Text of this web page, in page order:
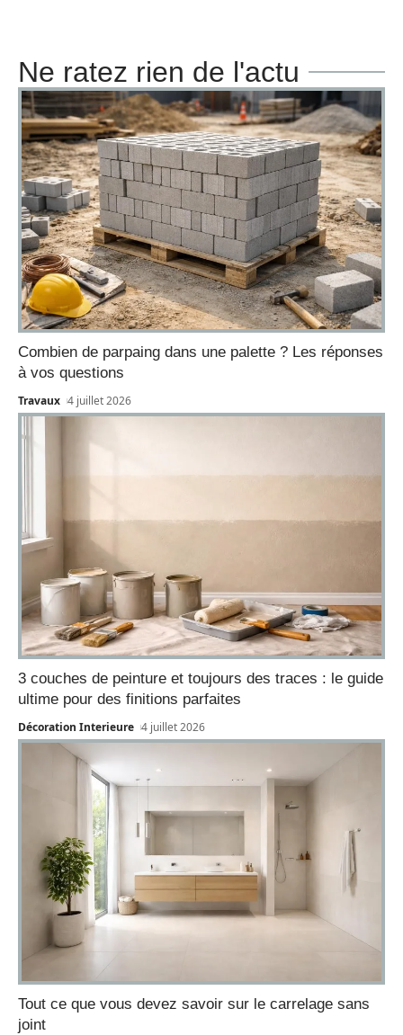
Ne ratez rien de l'actu
Combien de parpaing dans une palette ? Les réponses
à vos questions
Travaux 4 juillet 2026
3 couches de peinture et toujours des traces : le guide
ultime pour des finitions parfaites
Décoration Interieure 4 juillet 2026
Tout ce que vous devez savoir sur le carrelage sans
joint